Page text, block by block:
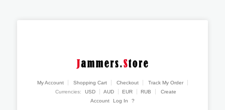
My Account Shopping Cart Checkout
Track My Order
Currencies:
USD AUD EUR RUB
Create
Account
Log In ?